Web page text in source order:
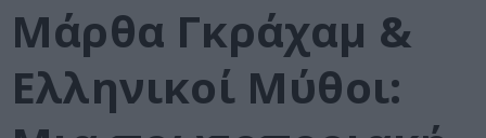
Μάρθα Γκράχαμ &
Ελληνικοί Μύθοι: